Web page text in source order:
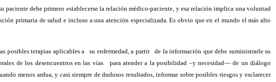
debe primero establecerse la relación médico-paciente, y esa relación implica una voluntad
primaria de salud e incluso a una atención especializada. Es obvio que en el mundo el más alto
posibles terapias aplicables a su enfermedad, a partir
de la información que debe suministrarle su
de los desencuentros en las vías
para atender a la posibilidad –y necesidad— de un diálogo
menos ardua, y casi siempre de dudosos resultados, informar sobre posibles riesgos y esclarecer